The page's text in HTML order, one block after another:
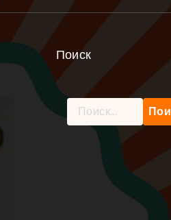
Поиск
Найти: